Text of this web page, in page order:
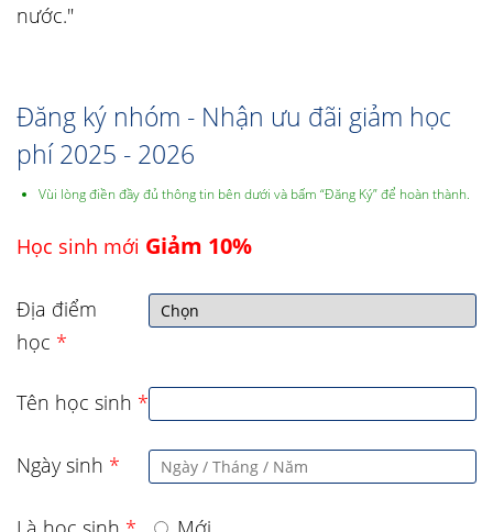
nước."
Đăng ký nhóm - Nhận ưu đãi giảm học
phí 2025 - 2026
Vùi lòng điền đầy đủ thông tin bên dưới và bấm “Đăng Ký” để hoàn thành.
Học sinh mới Giảm 10%
Địa điểm
học *
Tên học sinh *
Ngày sinh *